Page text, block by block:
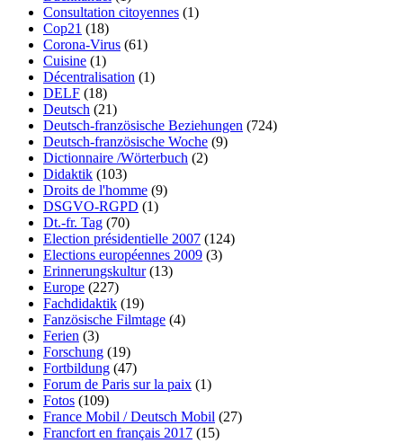
Consultation citoyennes (1)
Cop21 (18)
Corona-Virus (61)
Cuisine (1)
Décentralisation (1)
DELF (18)
Deutsch (21)
Deutsch-französische Beziehungen (724)
Deutsch-französische Woche (9)
Dictionnaire /Wörterbuch (2)
Didaktik (103)
Droits de l'homme (9)
DSGVO-RGPD (1)
Dt.-fr. Tag (70)
Election présidentielle 2007 (124)
Elections européennes 2009 (3)
Erinnerungskultur(13)
Europe (227)
Fachdidaktik (19)
Fanzösische Filmtage (4)
Ferien (3)
Forschung (19)
Fortbildung (47)
Forum de Paris sur la paix (1)
Fotos (109)
France Mobil / Deutsch Mobil (27)
Francfort en français 2017 (15)